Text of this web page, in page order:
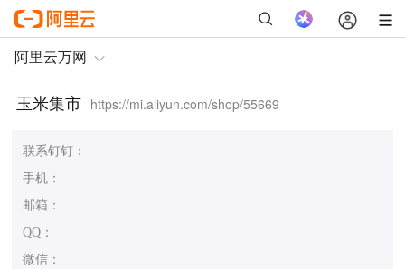
玉米集市 https://mi.aliyun.com/shop/55669
联系钉钉：
手机：
邮箱：
QQ：
微信：